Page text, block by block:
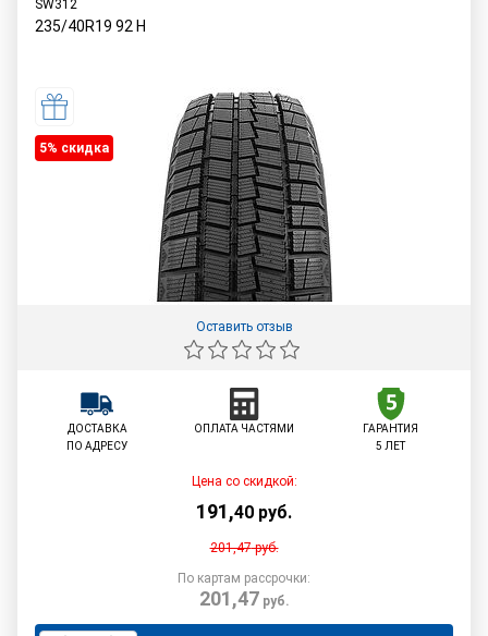
SW312
235/40R19 92 H
5% cкидка
Оставить отзыв
ДОСТАВКА
ПО АДРЕСУ
ОПЛАТА ЧАСТЯМИ
ГАРАНТИЯ
5 ЛЕТ
Цена со скидкой:
191,40 руб.
201,47руб.
По картам рассрочки:
201,47 руб.